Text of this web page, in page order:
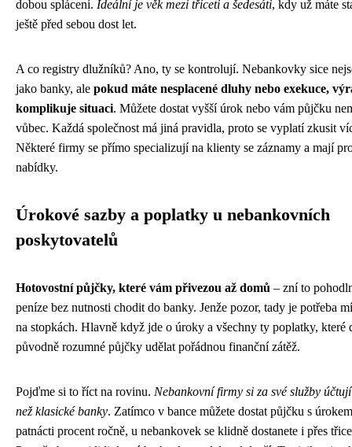
dobou splácení. Ideální je věk mezi třiceti a šedesáti, kdy už máte
ještě před sebou dost let.
A co registry dlužníků? Ano, ty se kontrolují. Nebankovky sice
jako banky, ale pokud máte nesplacené dluhy nebo exekuce,
komplikuje situaci. Můžete dostat vyšší úrok nebo vám půjčku
vůbec. Každá společnost má jiná pravidla, proto se vyplatí zkusit
Některé firmy se přímo specializují na klienty se záznamy a mají
nabídky.
Úrokové sazby a poplatky u nebankovních
poskytovatelů
Hotovostní půjčky, které vám přivezou až domů – zní to
peníze bez nutnosti chodit do banky. Jenže pozor, tady je potřeba
na stopkách. Hlavně když jde o úroky a všechny ty poplatky, které
původně rozumné půjčky udělat pořádnou finanční zátěž.
Pojďme si to říct na rovinu. Nebankovní firmy si za své služby
než klasické banky. Zatímco v bance můžete dostat půjčku s
patnácti procent ročně, u nebankovek se klidně dostanete i přes